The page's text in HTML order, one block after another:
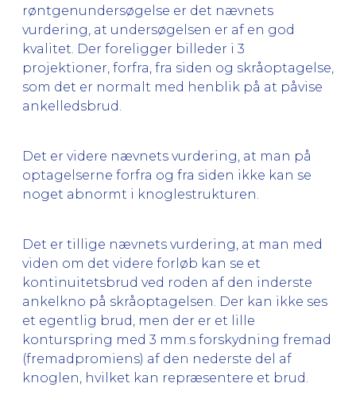
røntgenundersøgelse er det nævnets
vurdering, at undersøgelsen er af en god
kvalitet. Der foreligger billeder i 3
projektioner, forfra, fra siden og skråoptagelse,
som det er normalt med henblik på at påvise
ankelledsbrud.
Det er videre nævnets vurdering, at man på
optagelserne forfra og fra siden ikke kan se
noget abnormt i knoglestrukturen.
Det er tillige nævnets vurdering, at man med
viden om det videre forløb kan se et
kontinuitetsbrud ved roden af den inderste
ankelkno på skråoptagelsen. Der kan ikke ses
et egentlig brud, men der er et lille
konturspring med 3 mm.s forskydning fremad
(fremadpromiens) af den nederste del af
knoglen, hvilket kan repræsentere et brud.